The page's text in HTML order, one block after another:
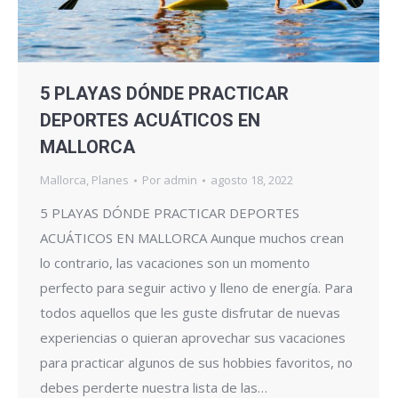
5 PLAYAS DÓNDE PRACTICAR
DEPORTES ACUÁTICOS EN
MALLORCA
Mallorca, Planes Por admin agosto 18, 2022
5 PLAYAS DÓNDE PRACTICAR DEPORTES
ACUÁTICOS EN MALLORCA Aunque muchos crean
lo contrario, las vacaciones son un momento
perfecto para seguir activo y lleno de energía. Para
todos aquellos que les guste disfrutar de nuevas
experiencias o quieran aprovechar sus vacaciones
para practicar algunos de sus hobbies favoritos, no
debes perderte nuestra lista de las…